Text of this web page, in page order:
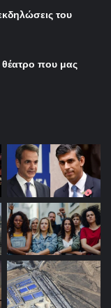
«παγιδευτεί» το
παγκόσμιας
μικρά
δείκτη της
του
που μας